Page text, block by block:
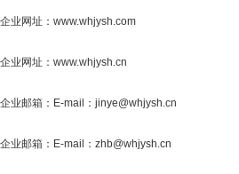
企业网址：www.whjysh.com
企业网址：www.whjysh.cn
企业邮箱：E-mail：jinye@whjysh.cn
企业邮箱：E-mail：zhb@whjysh.cn